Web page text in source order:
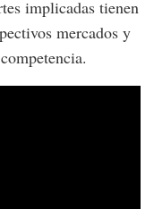
implicadas tienen
mercados y